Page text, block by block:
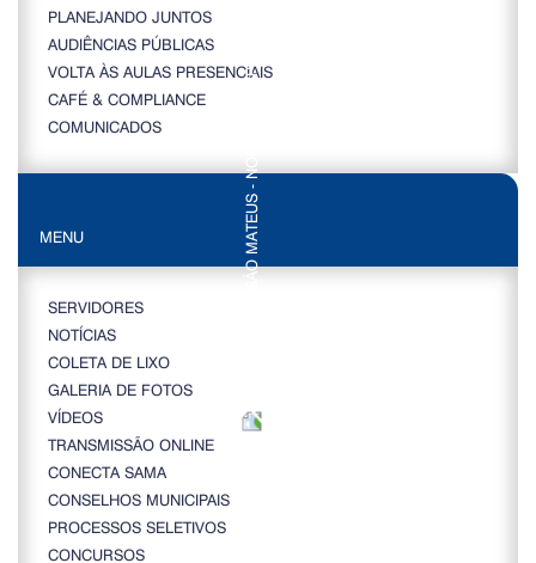
PLANEJANDO JUNTOS
AUDIÊNCIAS PÚBLICAS
VOLTA ÀS AULAS PRESENCIAIS
CAFÉ & COMPLIANCE
COMUNICADOS
MENU
SERVIDORES
NOTÍCIAS
COLETA DE LIXO
GALERIA DE FOTOS
VÍDEOS
TRANSMISSÃO ONLINE
CONECTA SAMA
CONSELHOS MUNICIPAIS
PROCESSOS SELETIVOS
CONCURSOS